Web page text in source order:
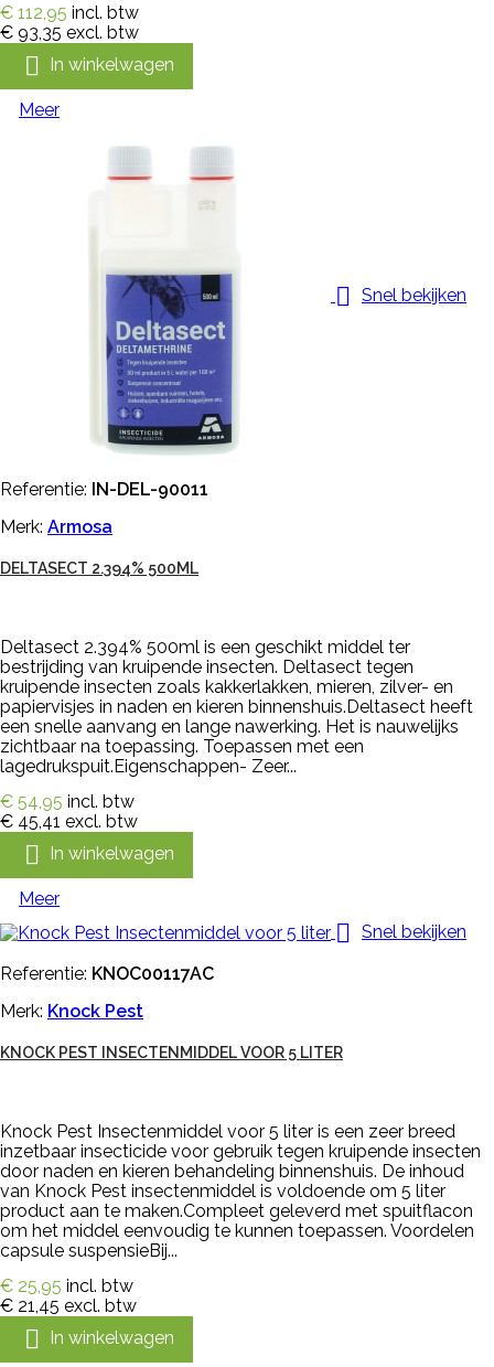
€ 112,95 incl. btw
€ 93,35 excl. btw
 In winkelwagen
Meer
 Snel bekijken
Referentie: IN-DEL-90011
Merk: Armosa
DELTASECT 2.394% 500ML
Deltasect 2.394% 500ml is een geschikt middel ter
bestrijding van kruipende insecten. Deltasect tegen
kruipende insecten zoals kakkerlakken, mieren, zilver- en
papiervisjes in naden en kieren binnenshuis.Deltasect heeft
een snelle aanvang en lange nawerking. Het is nauwelijks
zichtbaar na toepassing. Toepassen met een
lagedrukspuit.Eigenschappen- Zeer...
€ 54,95 incl. btw
€ 45,41 excl. btw
 In winkelwagen
Meer
 Snel bekijken
Referentie: KNOC00117AC
Merk: Knock Pest
KNOCK PEST INSECTENMIDDEL VOOR 5 LITER
Knock Pest Insectenmiddel voor 5 liter is een zeer breed
inzetbaar insecticide voor gebruik tegen kruipende insecten
door naden en kieren behandeling binnenshuis. De inhoud
van Knock Pest insectenmiddel is voldoende om 5 liter
product aan te maken.Compleet geleverd met spuitflacon
om het middel eenvoudig te kunnen toepassen. Voordelen
capsule suspensieBij...
€ 25,95 incl. btw
€ 21,45 excl. btw
 In winkelwagen